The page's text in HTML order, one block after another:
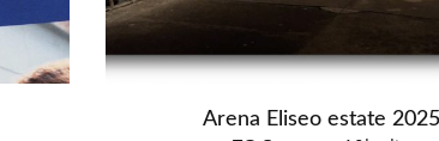
Arena Eliseo estate 2025